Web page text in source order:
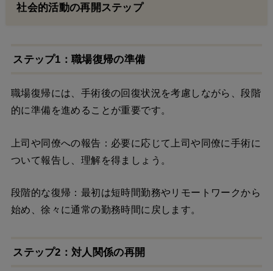
社会的活動の再開ステップ
ステップ1：職場復帰の準備
職場復帰には、手術後の回復状況を考慮しながら、段階
的に準備を進めることが重要です。
上司や同僚への報告：必要に応じて上司や同僚に手術に
ついて報告し、理解を得ましょう。
段階的な復帰：最初は短時間勤務やリモートワークから
始め、徐々に通常の勤務時間に戻します。
ステップ2：対人関係の再開